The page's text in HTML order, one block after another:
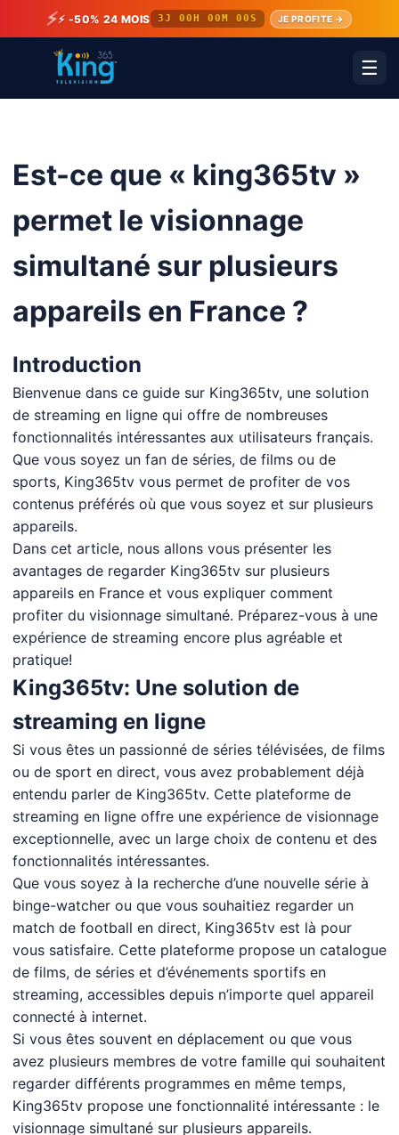
⚡⚡ -50% 24 MOIS 3J 00H 00M 00S JE PROFITE →
☰
Est-ce que « king365tv »
permet le visionnage
simultané sur plusieurs
appareils en France ?
Introduction
Bienvenue dans ce guide sur King365tv, une solution
de streaming en ligne qui offre de nombreuses
fonctionnalités intéressantes aux utilisateurs français.
Que vous soyez un fan de séries, de films ou de
sports, King365tv vous permet de profiter de vos
contenus préférés où que vous soyez et sur plusieurs
appareils.
Dans cet article, nous allons vous présenter les
avantages de regarder King365tv sur plusieurs
appareils en France et vous expliquer comment
profiter du visionnage simultané. Préparez-vous à une
expérience de streaming encore plus agréable et
pratique!
King365tv: Une solution de
streaming en ligne
Si vous êtes un passionné de séries télévisées, de films
ou de sport en direct, vous avez probablement déjà
entendu parler de King365tv. Cette plateforme de
streaming en ligne offre une expérience de visionnage
exceptionnelle, avec un large choix de contenu et des
fonctionnalités intéressantes.
Que vous soyez à la recherche d’une nouvelle série à
binge-watcher ou que vous souhaitiez regarder un
match de football en direct, King365tv est là pour
vous satisfaire. Cette plateforme propose un catalogue
de films, de séries et d’événements sportifs en
streaming, accessibles depuis n’importe quel appareil
connecté à internet.
Si vous êtes souvent en déplacement ou que vous
avez plusieurs membres de votre famille qui souhaitent
regarder différents programmes en même temps,
King365tv propose une fonctionnalité intéressante : le
visionnage simultané sur plusieurs appareils.